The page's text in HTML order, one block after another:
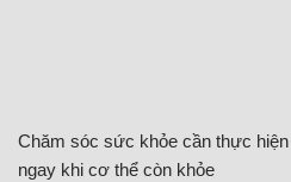
Chăm sóc sức khỏe cần thực hiện
ngay khi cơ thể còn khỏe